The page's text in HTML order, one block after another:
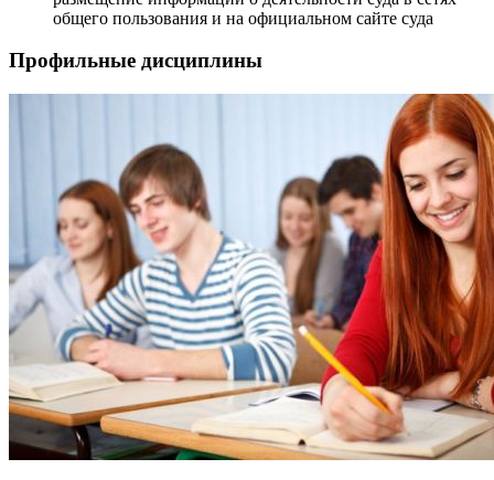
общего пользования и на официальном сайте суда
Профильные дисциплины